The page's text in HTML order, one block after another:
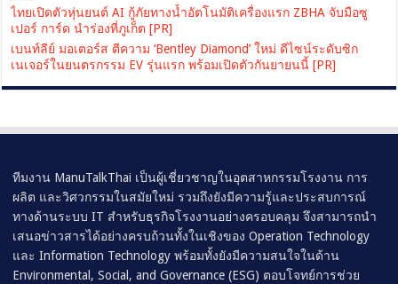
ไทยเปิดตัวหุ่นยนต์ AI กู้ภัยทางน้ำอัตโนมัติเครื่องแรก ZBHA จับมือซู
เปอร์ การ์ด นำร่องที่ภูเก็ต [PR]
เบนท์ลีย์ มอเตอร์ส ตีความ ‘Bentley Diamond’ ใหม่ ดีไซน์ระดับซิก
เนเจอร์ในยนตรกรรม EV รุ่นแรก พร้อมเปิดตัวกันยายนนี้ [PR]
ทีมงาน ManuTalkThai เป็นผู้เชี่ยวชาญในอุตสาหกรรมโรงงาน การ
ผลิต และวิศวกรรมในสมัยใหม่ รวมถึงยังมีความรู้และประสบการณ์
ทางด้านระบบ IT สำหรับธุรกิจโรงงานอย่างครอบคลุม จึงสามารถนำ
เสนอข่าวสารได้อย่างครบถ้วนทั้งในเชิงของ Operation Technology
และ Information Technology พร้อมทั้งยังมีความสนใจในด้าน
Environmental, Social, and Governance (ESG) ตอบโจทย์การช่วย